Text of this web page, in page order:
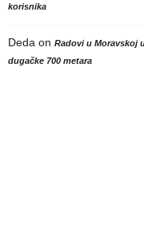
korisnika
Deda on Radovi u Moravskoj
dugačke 700 metara